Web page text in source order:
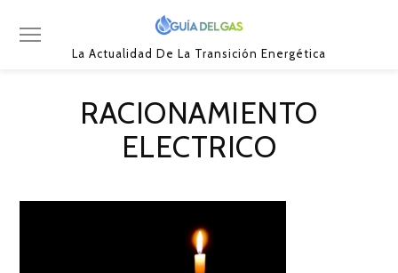
La Actualidad De La Transición Energética
RACIONAMIENTO
ELECTRICO